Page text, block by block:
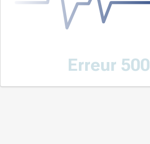
Erreur 500